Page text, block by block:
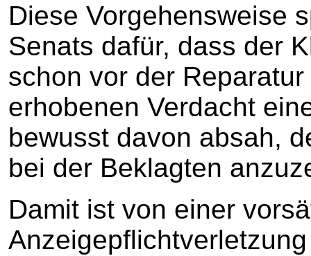
Diese Vorgehensweise
Senats dafür, dass der
schon vor der
erhobenen Verdacht
bewusst davon absah,
bei der Beklagten
Damit ist von einer